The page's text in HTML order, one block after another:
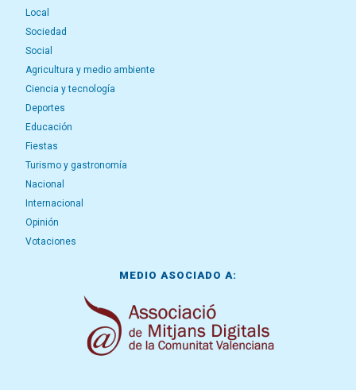
Local
Sociedad
Social
Agricultura y medio ambiente
Ciencia y tecnología
Deportes
Educación
Fiestas
Turismo y gastronomía
Nacional
Internacional
Opinión
Votaciones
MEDIO ASOCIADO A: